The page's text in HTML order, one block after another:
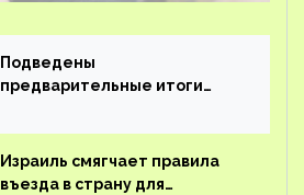
Подведены
предварительные итоги
Израиль смягчает правила
въезда в страну для